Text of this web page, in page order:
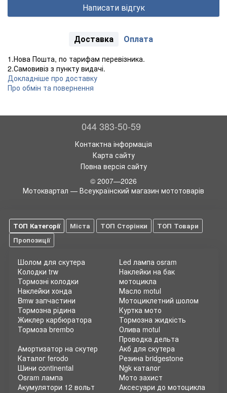
Написати відгук
Доставка Оплата
1.Нова Пошта, по тарифам перевізника.
2.Самовивіз з пункту видачі.
Докладніше про доставку
Про обмін та повернення
044 383-50-59
Контактна інформація
Карта сайту
Повна версія сайту
© 2007—2026
Мотоквартал — Всеукраїнский магазин мототоварів
ТОП Категорії Міста ТОП Сторінки
ТОП Товари
Пропозиції
Шолом для скутера
Колодки trw
Тормозні колодки
Наклейки хонда
Bmw запчастини
Тормозна рідина
Жиклер карбюратора
Тормоза brembo
Led лампа osram
Наклейки на бак
мотоцикла
Масло motul
Мотоциклетний шолом
Куртка мото
Тормозна жидкість
Олива motul
Проводка дельта
Амортизатор на скутер
Каталог ferodo
Шини continental
Osram лампа
Акумулятори 12 вольт
Акб для скутера
Резина bridgestone
Ngk каталог
Мото захист
Аксесуари до мотоцикла